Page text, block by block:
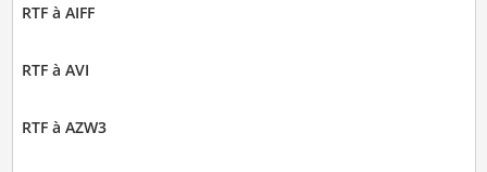
RTF à AIFF
RTF à AVI
RTF à AZW3